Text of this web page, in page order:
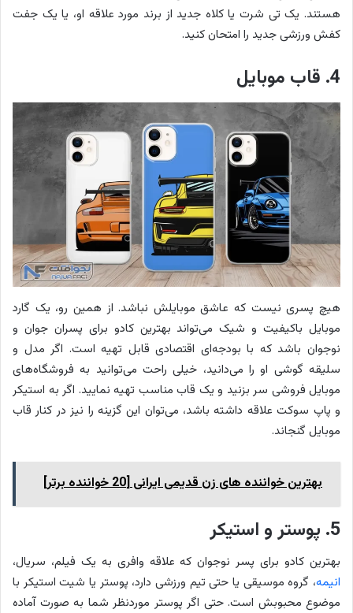
هستند. یک تی شرت یا کلاه جدید از برند مورد علاقه او، یا یک جفت
کفش ورزشی جدید را امتحان کنید.
4. قاب موبایل
هیچ پسری نیست که عاشق موبایلش نباشد. از همین رو، یک گارد
موبایل باکیفیت و شیک می‌تواند بهترین کادو برای پسران جوان و
نوجوان باشد که با بودجه‌ای اقتصادی قابل تهیه است. اگر مدل و
سلیقه گوشی او را می‌دانید، خیلی راحت می‌توانید به فروشگاه‎‌های
موبایل فروشی سر بزنید و یک قاب مناسب تهیه نمایید. اگر به استیکر
و پاپ سوکت علاقه داشته باشد، می‌توان این گزینه را نیز در کنار قاب
موبایل گنجاند.
بهترین خواننده های زن قدیمی ایرانی [20 خواننده برتر]
5. پوستر و استیکر
بهترین کادو برای پسر نوجوان که علاقه وافری به یک فیلم، سریال،
انیمه، گروه موسیقی یا حتی تیم ورزشی دارد، پوستر یا شیت استیکر با
موضوع محبوبش است. حتی اگر پوستر موردنظر شما به صورت آماده